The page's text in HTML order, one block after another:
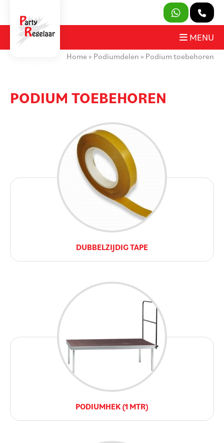
SLUITEN
OVER ONS
CONTACT
MIJN AANVRAAG
PARTY REGELAAR
MENU
Home » Podiumdelen » Podium toebehoren
PODIUM TOEBEHOREN
DUBBELZIJDIG TAPE
PODIUMHEK (1 MTR)